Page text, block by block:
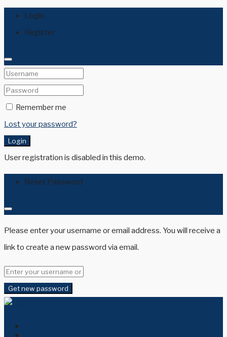
Login
Register
Remember me
Lost your password?
Login
User registration is disabled in this demo.
Reset Password
Please enter your username or email address. You will receive a
link to create a new password via email.
Get new password